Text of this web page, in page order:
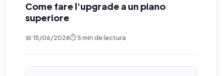
Come fare l'upgrade a un piano
superiore
📅 15/06/2026⏱ 5 min de lectura